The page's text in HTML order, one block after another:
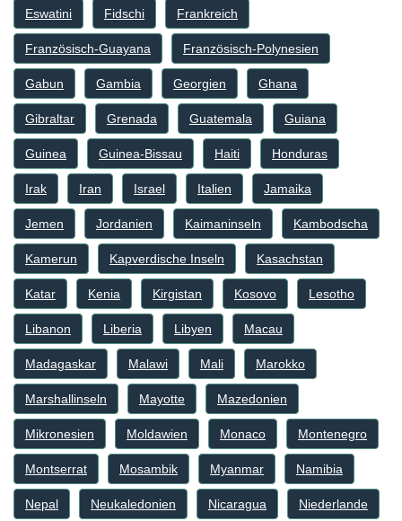
Eswatini Fidschi Frankreich
Französisch-Guayana Französisch-Polynesien
Gabun Gambia Georgien Ghana
Gibraltar Grenada Guatemala Guiana
Guinea Guinea-Bissau Haiti Honduras
Irak Iran Israel Italien Jamaika
Jemen Jordanien Kaimaninseln Kambodscha
Kamerun Kapverdische Inseln Kasachstan
Katar Kenia Kirgistan Kosovo Lesotho
Libanon Liberia Libyen Macau
Madagaskar Malawi Mali Marokko
Marshallinseln Mayotte Mazedonien
Mikronesien Moldawien Monaco Montenegro
Montserrat Mosambik Myanmar Namibia
Nepal Neukaledonien Nicaragua Niederlande